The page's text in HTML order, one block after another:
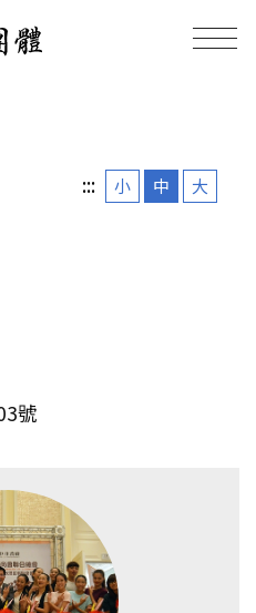
藝團體｜
::: 小 中 大
號